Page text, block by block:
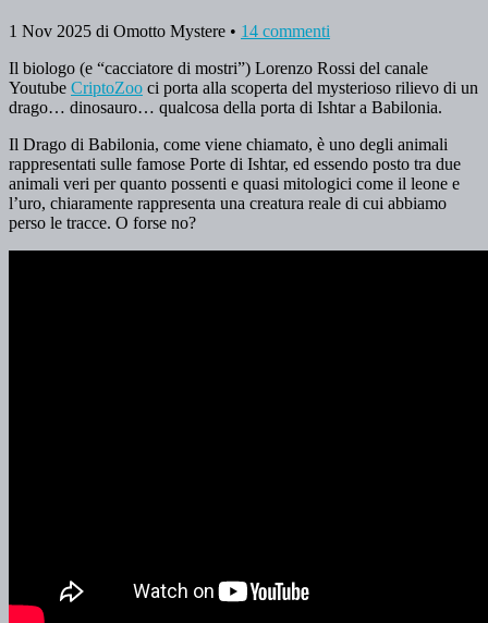
1 Nov 2025 di Omotto Mystere • 14 commenti
Il biologo (e “cacciatore di mostri”) Lorenzo Rossi del canale
Youtube CriptoZoo ci porta alla scoperta del mysterioso rilievo di un
drago… dinosauro… qualcosa della porta di Ishtar a Babilonia.
Il Drago di Babilonia, come viene chiamato, è uno degli animali
rappresentati sulle famose Porte di Ishtar, ed essendo posto tra due
animali veri per quanto possenti e quasi mitologici come il leone e
l’uro, chiaramente rappresenta una creatura reale di cui abbiamo
perso le tracce. O forse no?